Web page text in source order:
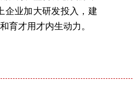
企业加大研发投入，建
育才用才内生动力。